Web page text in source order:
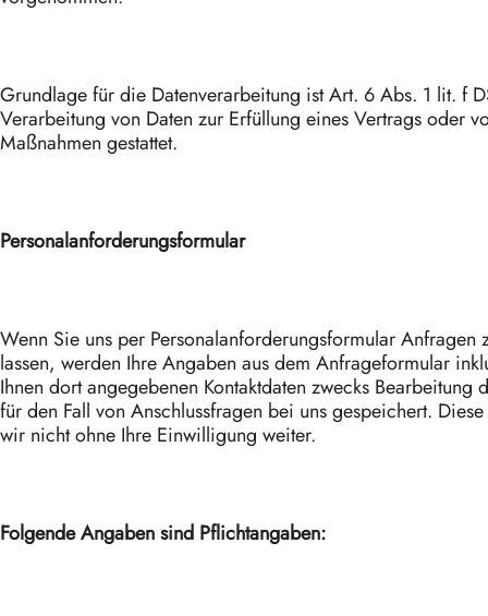
Grundlage für die Datenverarbeitung ist Art. 6 Abs. 1 lit. f
Verarbeitung von Daten zur Erfüllung eines Vertrags oder
Maßnahmen gestattet.
Personalanforderungsformular
Wenn Sie uns per Personalanforderungsformular Anfragen
lassen, werden Ihre Angaben aus dem Anfrageformular
Ihnen dort angegebenen Kontaktdaten zwecks Bearbeitung
für den Fall von Anschlussfragen bei uns gespeichert.
wir nicht ohne Ihre Einwilligung weiter.
Folgende Angaben sind Pflichtangaben: